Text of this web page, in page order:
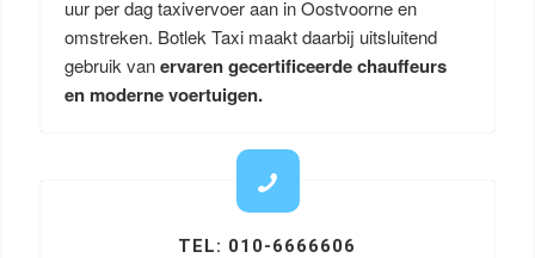
uur per dag taxivervoer aan in Oostvoorne en
omstreken. Botlek Taxi maakt daarbij uitsluitend
gebruik vanervaren gecertificeerde chauffeurs
en moderne voertuigen.
TEL: 010-6666606